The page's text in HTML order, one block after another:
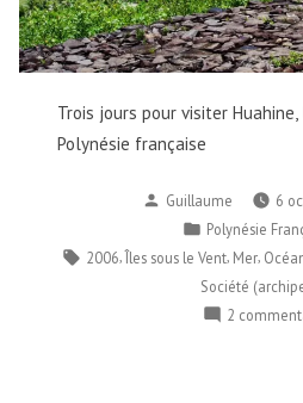
Trois jours pour visiter Huahine,
Polynésie française
Publié
par
Guillaume
6
Publié
dans
Polynésie
Étiquettes :
2006 ,Îles sous le Vent Mer
Société
2